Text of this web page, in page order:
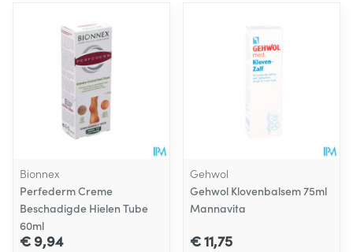
Bionnex
Perfederm Creme
Beschadigde Hielen Tube
60ml
€ 9,94
Gehwol
Gehwol Klovenbalsem 75ml
Mannavita
€ 11,75